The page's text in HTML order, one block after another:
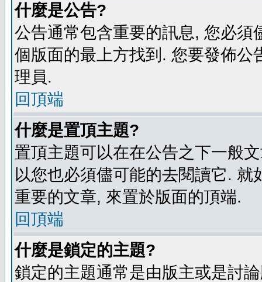
什麼是公告?
公告通常包含重要的訊息, 您必
個版面的最上方找到. 您要發佈
理員.
回頂端
什麼是置頂主題?
置頂主題可以在在公告之下一般
以您也必須儘可能的去閱讀它.
重要的文章, 來置於版面的頂端.
回頂端
什麼是鎖定的主題?
鎖定的主題通常是由版主或是討